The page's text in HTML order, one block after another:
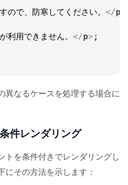
ので、防寒してください。 </p
利用できません。 </p> ;
異なるケースを処理する場合に
件レンダリング
トを条件付きでレンダリングし
にその方法を示します：